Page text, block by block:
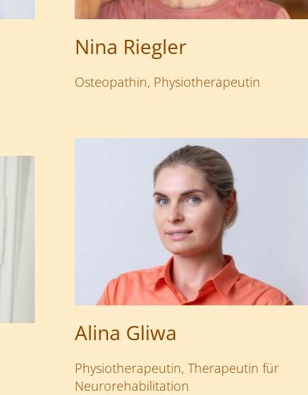
Nina Riegler
Osteopathin, Physiotherapeutin
Alina Gliwa
Physiotherapeutin, Therapeutin für
Neurorehabilitation